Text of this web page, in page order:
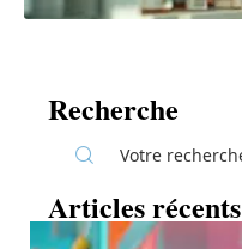
Recherche
Articles récents